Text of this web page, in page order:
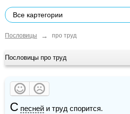
Все картегории
Пословицы → про труд
Пословицы про труд
С песней и труд спорится.